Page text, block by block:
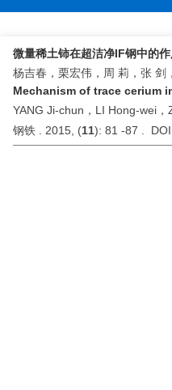
微量稀土铈在超洁净IF钢中的作
杨吉春，栗宏伟，周 莉，张 剑
Mechanism of trace cerium
YANG Ji-chun，LI Hong-wei
钢铁 . 2015, (11): 81 -87 .